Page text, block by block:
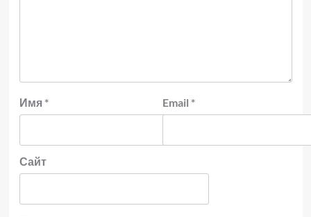
Имя * Email *
Сайт